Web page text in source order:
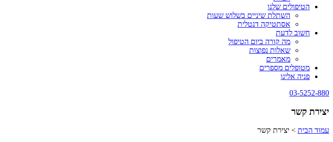
הטיפולים שלנו
השתלת שיניים בשלוש שעות
אסתטיקה דנטלית
חשוב לדעת
מה קורה ביום הטיפול
שאלות נפוצות
מאמרים
מטופלים מספרים
פניה אלינו
03-5252-880
יצירת קשר
עמוד הבית > יצירת קשר